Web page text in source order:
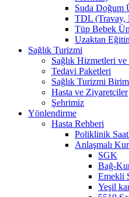
Suda Doğum
TDL (Travay,
Tüp Bebek
Uzaktan
Sağlık Turizmi
Sağlık Hizmetleri
Tedavi Paketleri
Sağlık Turizmi
Hasta ve Ziyaretçiler
Şehrimiz
Yönlendirme
Hasta Rehberi
Poliklinik
Anlaşmalı
SGK
Bağ-
Emekli
Yeşil